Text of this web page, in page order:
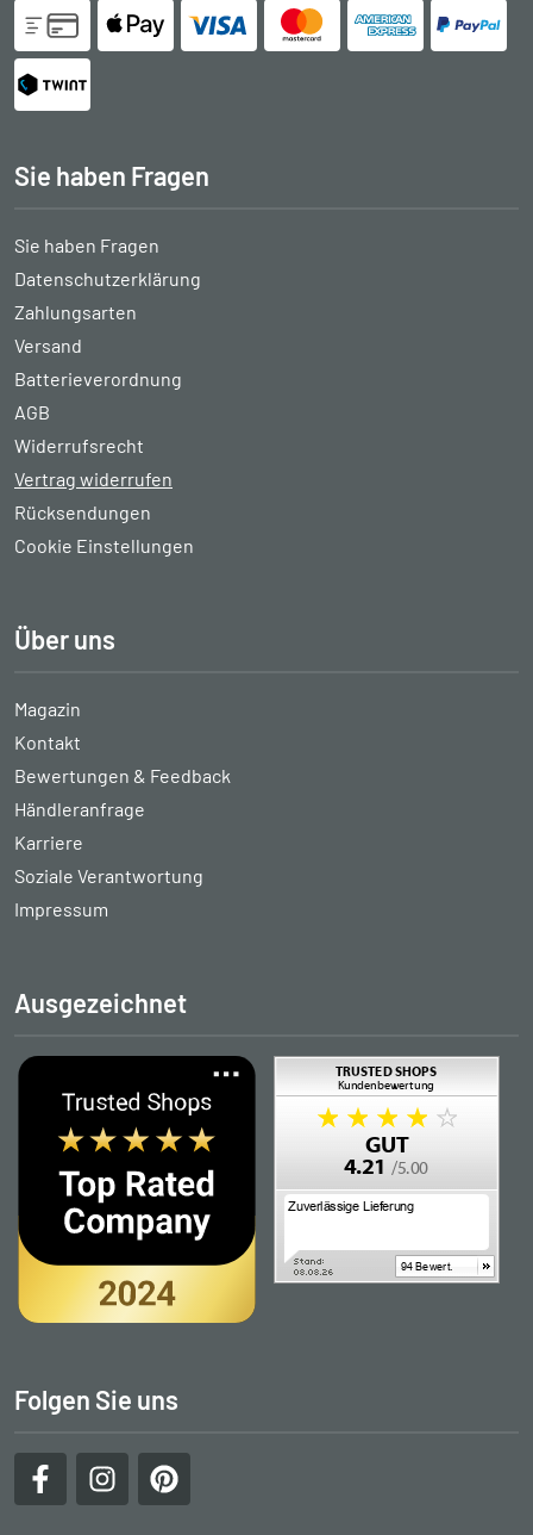
Sie haben Fragen
Sie haben Fragen
Datenschutzerklärung
Zahlungsarten
Versand
Batterieverordnung
AGB
Widerrufsrecht
Vertrag widerrufen
Rücksendungen
Cookie Einstellungen
Über uns
Magazin
Kontakt
Bewertungen & Feedback
Händleranfrage
Karriere
Soziale Verantwortung
Impressum
Ausgezeichnet
Folgen Sie uns